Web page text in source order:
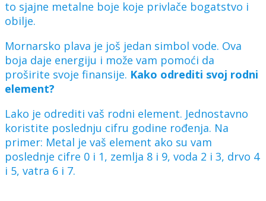
to sjajne metalne boje koje privlače bogatstvo i
obilje.
Mornarsko plava je još jedan simbol vode. Ova
boja daje energiju i može vam pomoći da
proširite svoje finansije. Kako odrediti svoj rodni
element?
Lako je odrediti vaš rodni element. Jednostavno
koristite poslednju cifru godine rođenja. Na
primer: Metal je vaš element ako su vam
poslednje cifre 0 i 1, zemlja 8 i 9, voda 2 i 3, drvo 4
i 5, vatra 6 i 7.